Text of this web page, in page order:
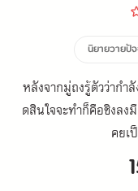
นิยายวายปั
หลังจากมู่ถงรู้ตัวว่ากำ
ดสินใจจะทำก็คือชิงล
คยเ